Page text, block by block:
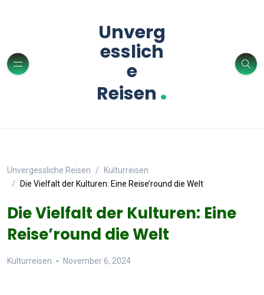
Unverg
esslich
e
Reisen .
Unvergessliche Reisen
Kulturreisen
Die Vielfalt der Kulturen: Eine Reise’round die Welt
Die Vielfalt der Kulturen: Eine
Reise’round die Welt
Kulturreisen November 6, 2024